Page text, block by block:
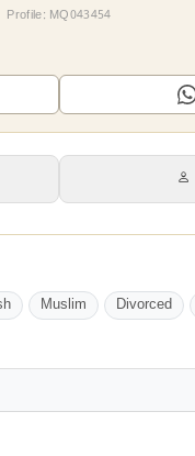
Profile: MQ043454
Muslim Divorced